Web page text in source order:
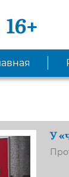
16+
У